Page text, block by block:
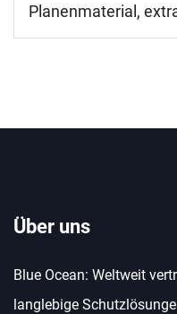
Planenmaterial,
für
Über uns
Blue Ocean: Weltweit
langlebige